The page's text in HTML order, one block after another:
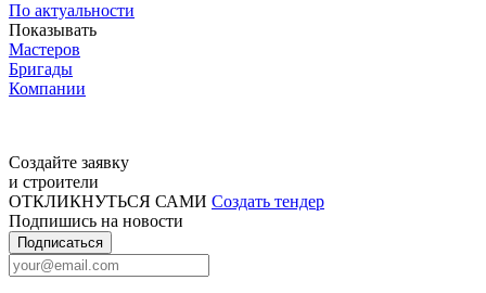
По актуальности
Показывать
Мастеров
Бригады
Компании
Создайте заявку
и строители
ОТКЛИКНУТЬСЯ САМИ Создать тендер
Подпишись на новости
Подписаться